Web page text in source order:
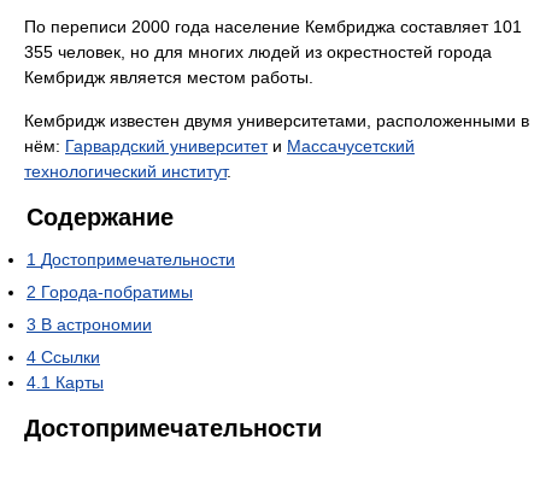
По переписи 2000 года население Кембриджа составляет 101
355 человек, но для многих людей из окрестностей города
Кембридж является местом работы.
Кембридж известен двумя университетами, расположенными в
нём: Гарвардский университети Массачусетский
технологический институт.
Содержание
1 Достопримечательности
2 Города-побратимы
3 В астрономии
4 Ссылки
4.1 Карты
Достопримечательности